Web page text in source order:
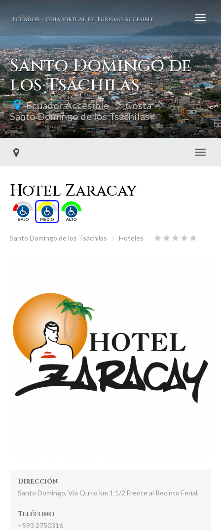
Santo Domingo de
los Tsáchilas
Ecuador Accesible
Costa
Santo Domingo de los Tsáchilas
Hotel Zaracay
Santo Domingo de los Tsáchilas Hoteles
Dirección
Santo Domingo, Vía Quito km 1 1/2 Frente al Recinto Ferial.
Teléfono
+593 2750316